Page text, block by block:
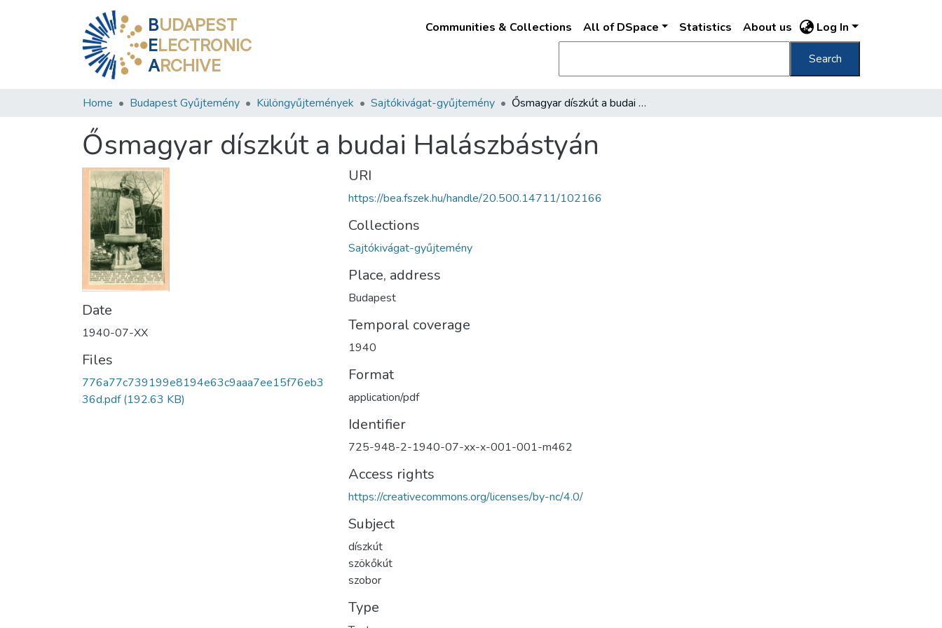
BUDAPEST
ELECTRONIC
ARCHIVE
Communities & Collections All of DSpace Statistics About us Log In
Search
Home Budapest Gyűjtemény Különgyűjtemények Sajtókivágat-gyűjtemény Ősmagyar díszkút a budai Halászbástyán
Ősmagyar díszkút a budai Halászbástyán
Date
1940-07-XX
Files
776a77c739199e8194e63c9aaa7ee15f76eb3
36d.pdf(192.63 KB)
URI
https://bea.fszek.hu/handle/20.500.14711/102166
Collections
Sajtókivágat-gyűjtemény
Place, address
Budapest
Temporal coverage
1940
Format
application/pdf
Identifier
725-948-2-1940-07-xx-x-001-001-m462
Access rights
https://creativecommons.org/licenses/by-nc/4.0/
Subject
díszkút
szökőkút
szobor
Type